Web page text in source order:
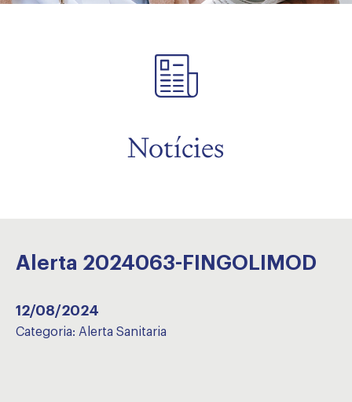
Notícies
Alerta 2024063-FINGOLIMOD
12/08/2024
Categoria: Alerta Sanitaria